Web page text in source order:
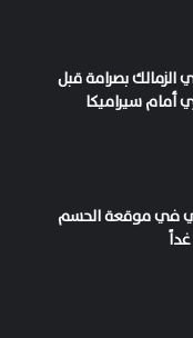
الزمالك بصرامة قبل
سيراميكا
في موقعة الحسم